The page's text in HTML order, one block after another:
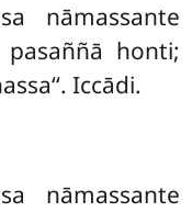
nāmassante
honti;
Iccādi.
nāmassante